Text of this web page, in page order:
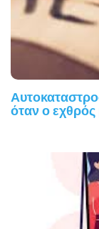
όταν ο εχθρός